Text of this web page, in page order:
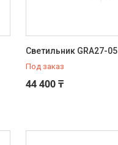
Светильник GRA27-05
Под заказ
44 400 ₸